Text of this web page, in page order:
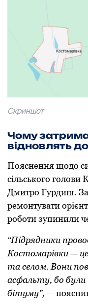
Скриншот
Чому
відновлять
Пояснення щодо
сільського голови
Дмитро Гурдиш. За
ремонтувати
роботи зупинили
“Підрядники
Костомарівки —
та селом. Вони
асфальту, бо
бітуму”, —